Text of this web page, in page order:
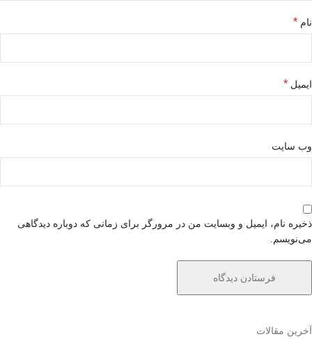
نام *
ایمیل *
وب‌ سایت
ذخیره نام، ایمیل و وبسایت من در مرورگر برای زمانی که دوباره دیدگاهی
می‌نویسم.
آخرین مقالات